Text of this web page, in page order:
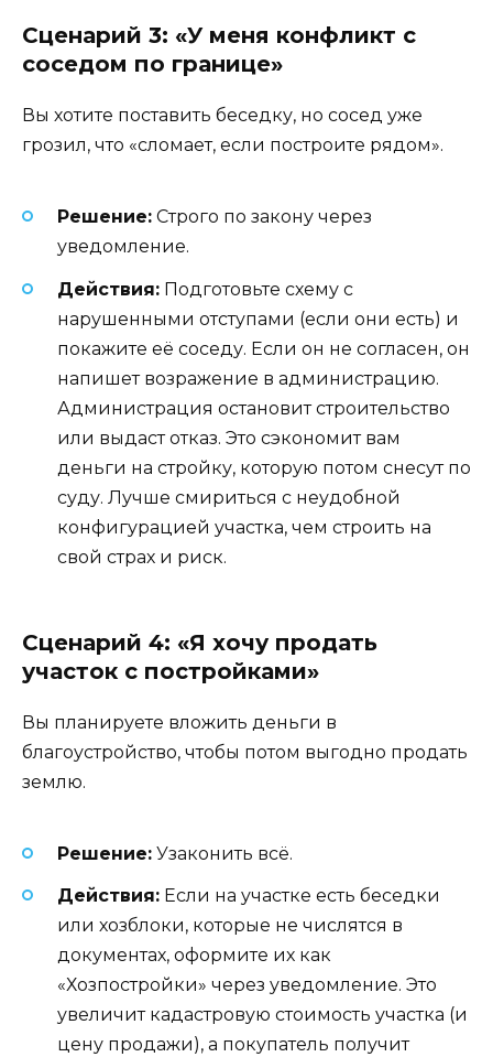
Сценарий 3: «У меня конфликт с
соседом по границе»
Вы хотите поставить беседку, но сосед уже
грозил, что «сломает, если построите рядом».
Решение: Строго по закону через
уведомление.
Действия: Подготовьте схему с
нарушенными отступами (если они есть) и
покажите её соседу. Если он не согласен, он
напишет возражение в администрацию.
Администрация остановит строительство
или выдаст отказ. Это сэкономит вам
деньги на стройку, которую потом снесут по
суду. Лучше смириться с неудобной
конфигурацией участка, чем строить на
свой страх и риск.
Сценарий 4: «Я хочу продать
участок с постройками»
Вы планируете вложить деньги в
благоустройство, чтобы потом выгодно продать
землю.
Решение: Узаконить всё.
Действия: Если на участке есть беседки
или хозблоки, которые не числятся в
документах, оформите их как
«Хозпостройки» через уведомление. Это
увеличит кадастровую стоимость участка (и
цену продажи), а покупатель получит